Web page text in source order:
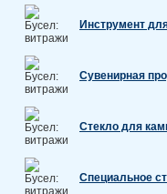
Инструмент
Сувенирная
Стекло для
Специальное